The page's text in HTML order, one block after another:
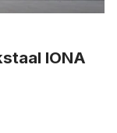
IONA